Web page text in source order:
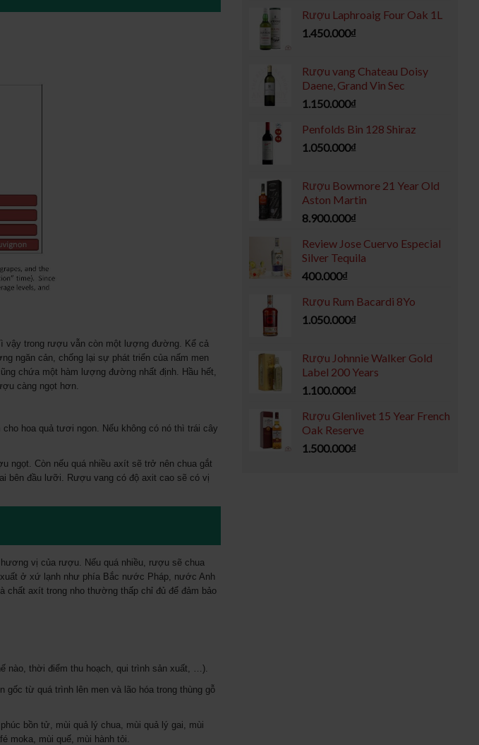
vậy trong rượu vẫn còn một lượng đường. Kể cả
ngăn cản, chống lại sự phát triển của nấm men
chứa một hàm lượng đường nhất định. Hầu hết,
càng ngọt hơn.
hoa quả tươi ngon. Nếu không có nó thì trái cây
ngọt. Còn nếu quá nhiều axít sẽ trở nên chua gắt
bên đầu lưỡi. Rượu vang có độ axit cao sẽ có vị
vị của rượu. Nếu quá nhiều, rượu sẽ chua
ở xứ lạnh như phía Bắc nước Pháp, nước Anh
axít trong nho thường thấp chỉ đủ để đảm bảo
nào, thời điểm thu hoạch, qui trình sản xuất, …).
từ quá trình lên men và lão hóa trong thùng gỗ
bồn tử, mùi quả lý chua, mùi quả lý gai, mùi
moka, mùi quế, mùi hành tỏi.
Rượu Laphroaig Four Oak 1L
1.450.000₫
Rượu vang Chateau Doisy
Daene, Grand Vin Sec
1.150.000₫
Penfolds Bin 128 Shiraz
1.050.000₫
Rượu Bowmore 21 Year Old
Aston Martin
8.900.000₫
Review Jose Cuervo Especial
Silver Tequila
400.000₫
Rượu Rum Bacardi 8Yo
1.050.000₫
Rượu Johnnie Walker Gold
Label 200 Years
1.100.000₫
Rượu Glenlivet 15 Year French
Oak Reserve
1.500.000₫